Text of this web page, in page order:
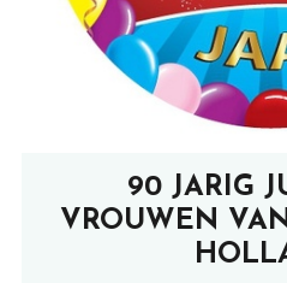
90 JARIG
VROUWEN